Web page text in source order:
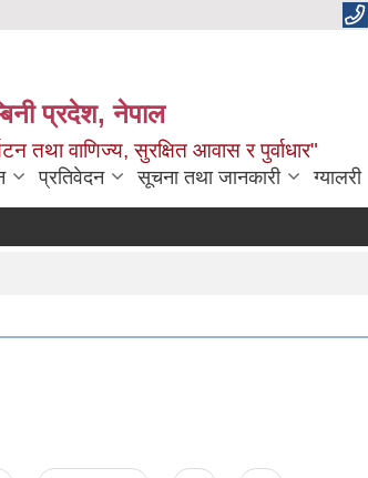
प्रदेश, नेपाल
तथा वाणिज्य, सुरक्षित आवास र पुर्वाधार"
प्रतिवेदन सूचना तथा जानकारी ग्यालरी